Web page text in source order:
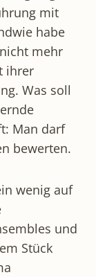
mit
habe
mehr
ihrer
Was soll
Man darf
bewerten.
wenig auf
und
Stück